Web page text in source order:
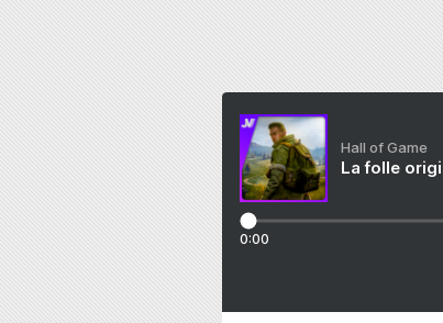
Hall of Game
La folle
0:00